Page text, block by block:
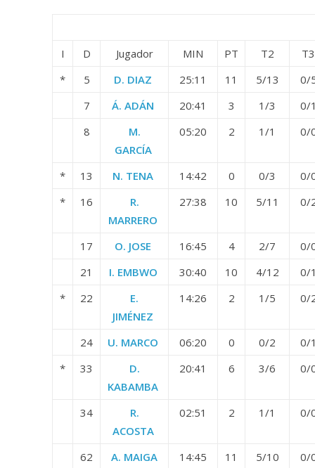
I D Jugador MIN PT T2
T3
*
5 D. DIAZ 25:11 11 5/13
0/
7
Á. ADÁN 20:41 3 1/3
0/
8
M.
GARCÍA
05:20 2 1/1 0/
* 13 N. TENA 14:42 0 0/3
0/
*
16
R.
MARRERO
27:38 10 5/11 0/
17 O. JOSE 16:45 4 2/7
0/
21
I. EMBWO 30:40 10 4/12
0/
*
22
E.
JIMÉNEZ
14:26 2 1/5 0/
24 U. MARCO 06:20 0 0/2
0/
*
33
D.
KABAMBA
20:41 6 3/6 0/
34
R.
ACOSTA
02:51 2 1/1 0/
62 A. MAIGA 14:45 11 5/10
0/